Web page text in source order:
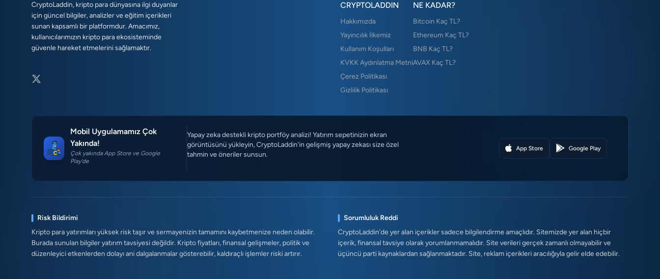
CryptoLaddin, kripto para dünyasına ilgi duyanlar
için güncel bilgiler, analizler ve eğitim içerikleri
sunan kapsamlı bir platformdur. Amacımız,
kullanıcılarımızın kripto para ekosisteminde
güvenle hareket etmelerini sağlamaktır.
CRYPTOLADDIN
Hakkımızda
Yayıncılık İlkemiz
Kullanım Koşulları
KVKK Aydınlatma Metni
Çerez Politikası
Gizlilik Politikası
NE KADAR?
Bitcoin Kaç TL?
Ethereum Kaç TL?
BNB Kaç TL?
AVAX Kaç TL?
Mobil Uygulamamız Çok
Yakında!
Çok yakında App Store ve Google
Play'de
Yapay zeka destekli kripto portföy analizi! Yatırım sepetinizin ekran
görüntüsünü yükleyin, CryptoLaddin'in gelişmiş yapay zekası size özel
tahmin ve öneriler sunsun.
App Store Google Play
Risk Bildirimi
Kripto para yatırımları yüksek risk taşır ve sermayenizin tamamını kaybetmenize neden olabilir.
Burada sunulan bilgiler yatırım tavsiyesi değildir. Kripto fiyatları, finansal gelişmeler, politik ve
düzenleyici etkenlerden dolayı ani dalgalanmalar gösterebilir, kaldıraçlı işlemler riski artırır.
Sorumluluk Reddi
CryptoLaddin'de yer alan içerikler sadece bilgilendirme amaçlıdır. Sitemizde yer alan hiçbir
içerik, finansal tavsiye olarak yorumlanmamalıdır. Site verileri gerçek zamanlı olmayabilir ve
üçüncü parti kaynaklardan sağlanmaktadır. Site, reklam içerikleri aracılığıyla gelir elde edebilir.